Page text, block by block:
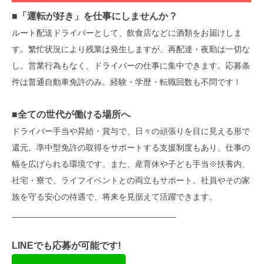
■「運転が好き」を仕事にしませんか ?
ルート配送ドライバーとして、飲食店などに酒類をお届けしま
す。繁忙状況により残業は発生しますが、再配達・夜勤は一切な
し。営業行為もなく、ドライバーの仕事に集中できます。応募条
件は普通自動車免許のみ。経験・学歴・転職回数も不問です !
■全ての世代が働ける場所へ
ドライバー手当や昇給・賞与で、日々の頑張りを目に見える形で
還元。準中型免許の取得をサポートする支援制度もあり、仕事の
幅を広げられる環境です。また、産育休や子ども手当※扶養内、
社宅・寮で、ライフイベントとの両立もサポート。社員やその家
族を守る安心の待遇で、将来を見据えて活躍できます。
LINEでも応募が可能です!